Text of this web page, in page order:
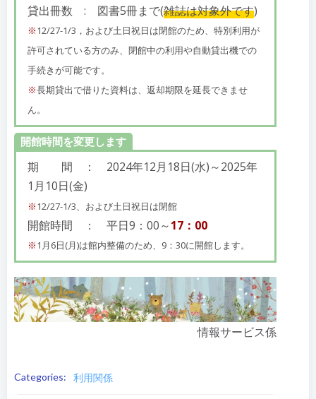
貸出冊数 : 図書5冊まで(雑誌は対象外です)
※12/27-1/3，および土日祝日は閉館のため、特別利用が
許可されている方のみ、閉館中の利用や自動貸出機での
手続きが可能です。
※長期貸出で借りた資料は、返却期限を延長できませ
ん。
開館時間を変更します
期 間 ： 2024年12月18日(水)～2025年
1月10日(金)
※12/27-1/3、および土日祝日は閉館
開館時間 ： 平日9：00～17：00
※1月6日(月)は館内整備のため、9：30に開館します。
情報サービス係
Categories: 利用関係